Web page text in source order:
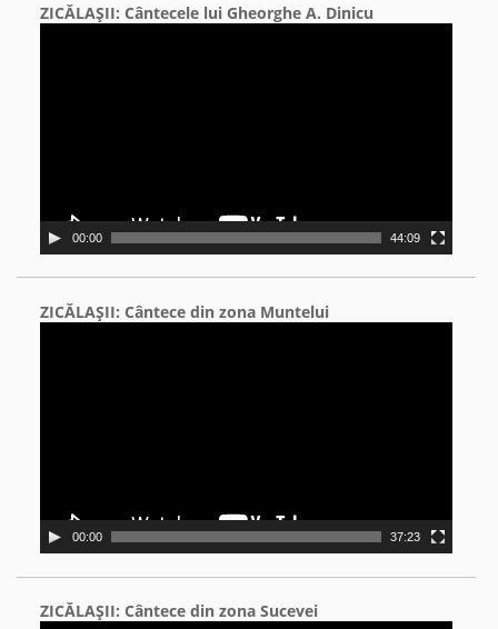
ZICĂLAŞII: Cântecele lui Gheorghe A. Dinicu
00:00 44:09
ZICĂLAŞII: Cântece din zona Muntelui
00:00 37:23
ZICĂLAŞII: Cântece din zona Sucevei